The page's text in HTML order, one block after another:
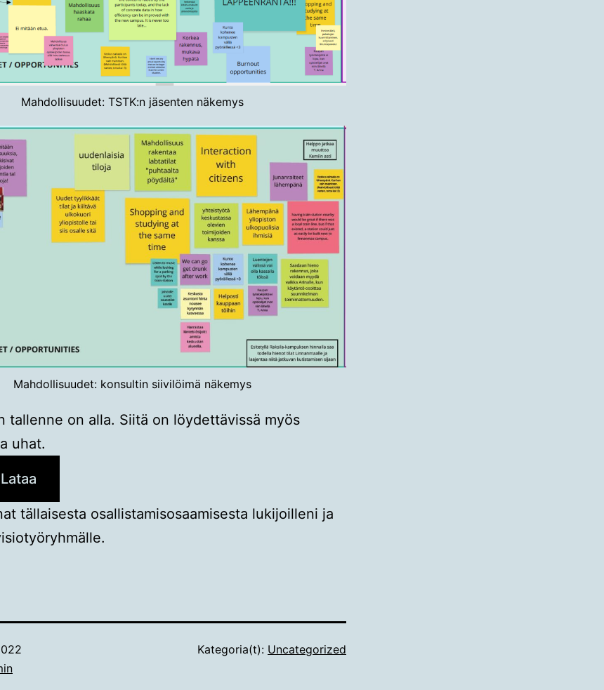
Mahdollisuudet: TSTK:n jäsenten näkemys
Mahdollisuudet: konsultin siivilöimä näkemys
tallenne on alla. Siitä on löydettävissä myös
uhat.
Lataa
tällaisesta osallistamisosaamisesta lukijoilleni ja
Kategoria(t): Uncategorized